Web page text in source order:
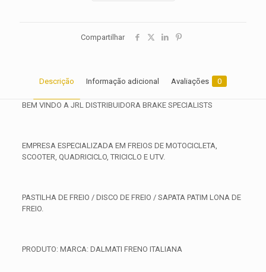
Compartilhar
Descrição Informação adicional Avaliações 0
BEM VINDO A JRL DISTRIBUIDORA BRAKE SPECIALISTS
EMPRESA ESPECIALIZADA EM FREIOS DE MOTOCICLETA,
SCOOTER, QUADRICICLO, TRICICLO E UTV.
PASTILHA DE FREIO / DISCO DE FREIO / SAPATA PATIM LONA DE
FREIO.
PRODUTO: MARCA: DALMATI FRENO ITALIANA